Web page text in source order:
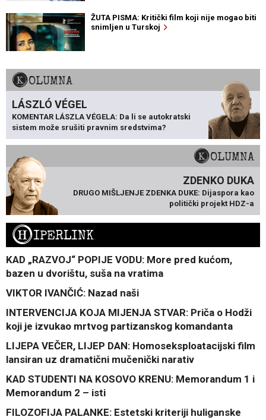
ŽUTA PISMA: Kritički film koji nije mogao biti
snimljen u Turskoj
KOLUMNA
LÁSZLÓ VÉGEL
KOMENTAR LÁSZLA VÉGELA: Da li se autokratski
sistem može srušiti pravnim sredstvima?
KOLUMNA
ZDENKO DUKA
DRUGO MIŠLJENJE ZDENKA DUKE: Dijaspora kao
politički projekt HDZ-a
HIPERLINK
KAD „RAZVOJ“ POPIJE VODU: More pred kućom,
bazen u dvorištu, suša na vratima
VIKTOR IVANČIĆ: Nazad naši
INTERVENCIJA KOJA MIJENJA STVAR: Priča o Hodži
koji je izvukao mrtvog partizanskog komandanta
LIJEPA VEČER, LIJEP DAN: Homoseksploatacijski film
lansiran uz dramatični mučenički narativ
KAD STUDENTI NA KOSOVO KRENU: Memorandum 1 i
Memorandum 2 – isti
FILOZOFIJA PALANKE: Estetski kriteriji huliganske